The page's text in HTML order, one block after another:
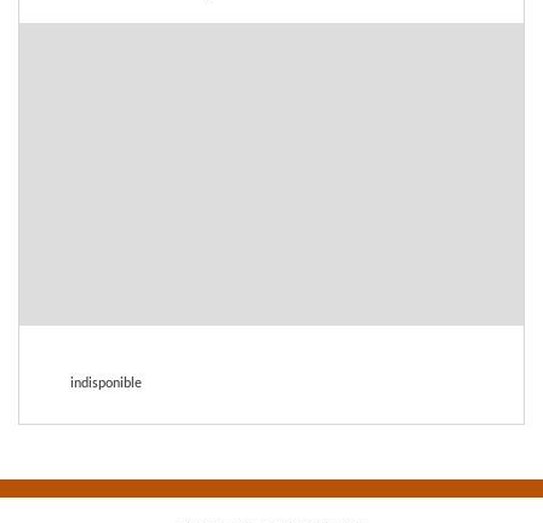
indisponible